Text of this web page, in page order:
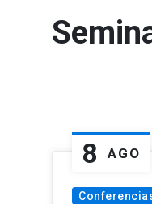
8 AGO